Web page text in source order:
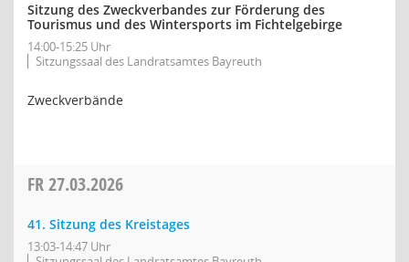
Sitzung des Zweckverbandes zur Förderung des
Tourismus und des Wintersports im Fichtelgebirge
14:00-15:25 Uhr
Sitzungssaal des Landratsamtes Bayreuth
Zweckverbände
FR27.03.2026
41. Sitzung des Kreistages
13:03-14:47 Uhr